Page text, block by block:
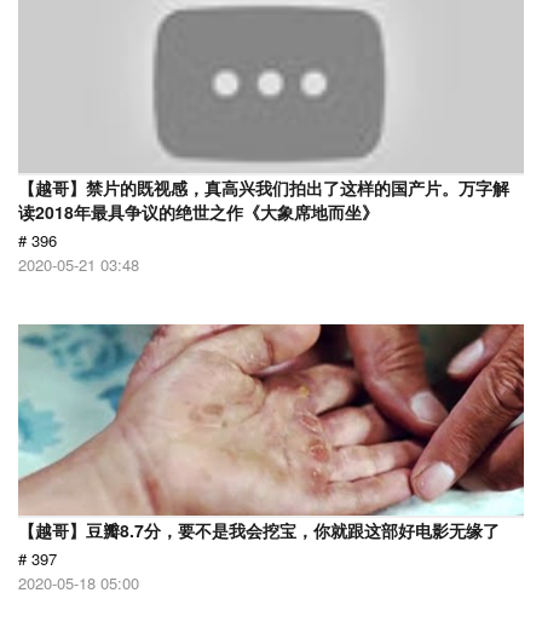
【越哥】禁片的既视感，真高兴我们拍出了这样的国产片。万字解
读2018年最具争议的绝世之作《大象席地而坐》
# 396
2020-05-21 03:48
【越哥】豆瓣8.7分，要不是我会挖宝，你就跟这部好电影无缘了
# 397
2020-05-18 05:00